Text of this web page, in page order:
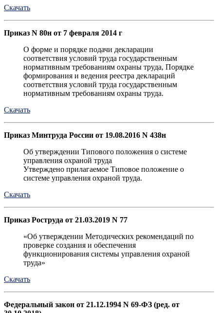
Скачать
Приказ N 80н от 7 февраля 2014 г
О форме и порядке подачи декларации
соответствия условий труда государственным
нормативным требованиям охраны труда, Порядке
формирования и ведения реестра деклараций
соответствия условий труда государственным
нормативным требованиям охраны труда.
Скачать
Приказ Минтруда России от 19.08.2016 N 438н
Об утверждении Типового положения о системе
управления охраной труда
Утверждено прилагаемое Типовое положение о
системе управления охраной труда.
Скачать
Приказ Роструда от 21.03.2019 N 77
«Об утверждении Методических рекомендаций по
проверке создания и обеспечения
функционирования системы управления охраной
труда»
Скачать
Федеральный закон от 21.12.1994 N 69-ФЗ (ред. от